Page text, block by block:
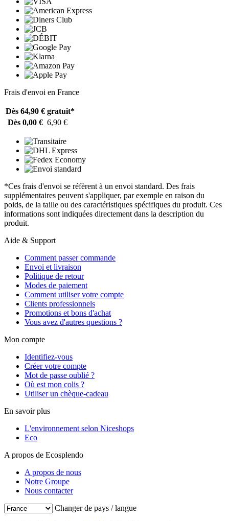
Frais d'envoi en France
Dès 64,90 € gratuit*
Dès 0,00 € 6,90 €
*Ces frais d'envoi se réfèrent à un envoi standard. Des frais
supplémentaires peuvent s'appliquer, par exemple en raison du
poids, de la taille ou des caractéristiques spécifiques du produit. Ces
informations sont indiquées directement dans la description du
produit.
Aide & Support
Comment passer commande
Envoi et livraison
Politique de retour
Modes de paiement
Comment utiliser votre compte
Clients professionnels
Promotions et bons d'achat
Vous avez d'autres questions ?
Mon compte
Identifiez-vous
Créer votre compte
Mot de passe oublié ?
Où est mon colis ?
Utiliser un chèque-cadeau
En savoir plus
L'environnement selon Niceshops
Eco
A propos de Ecosplendo
A propos de nous
Notre Groupe
Nous contacter
Changer de pays / langue